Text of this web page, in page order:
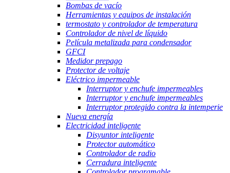
Bombas de vacío
Herramientas y equipos de instalación
termostato y controlador de temperatura
Controlador de nivel de líquido
Película metalizada para condensador
GFCI
Medidor prepago
Protector de voltaje
Eléctrico impermeable
Interruptor y enchufe impermeables
Interruptor y enchufe impermeables
Interruptor protegido contra la intemperie
Nueva energía
Electricidad inteligente
Disyuntor inteligente
Protector automático
Controlador de radio
Cerradura inteligente